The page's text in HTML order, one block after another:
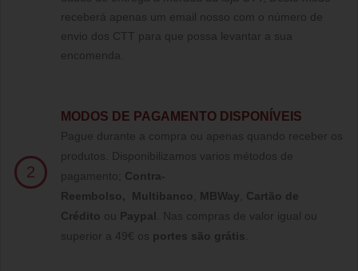
receberá apenas um email nosso com o número de
envio dos CTT para que possa levantar a sua
encomenda.
2
MODOS DE PAGAMENTO DISPONÍVEIS
Pague durante a compra ou apenas quando receber os
produtos. Disponibilizamos varios métodos de
pagamento; Contra-
Reembolso, Multibanco MBWay
Cartão de
Crédito ou Paypal
Nas compras de valor igual ou
superior a 49€ os portes são grátis